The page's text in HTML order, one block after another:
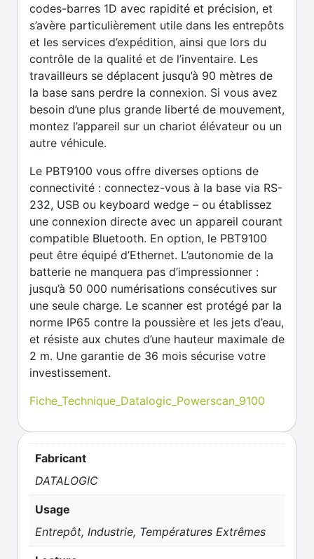
codes-barres 1D avec rapidité et précision, et
s’avère particulièrement utile dans les entrepôts
et les services d’expédition, ainsi que lors du
contrôle de la qualité et de l’inventaire. Les
travailleurs se déplacent jusqu’à 90 mètres de
la base sans perdre la connexion. Si vous avez
besoin d’une plus grande liberté de mouvement,
montez l’appareil sur un chariot élévateur ou un
autre véhicule.
Le PBT9100 vous offre diverses options de
connectivité : connectez-vous à la base via RS-
232, USB ou keyboard wedge – ou établissez
une connexion directe avec un appareil courant
compatible Bluetooth. En option, le PBT9100
peut être équipé d’Ethernet. L’autonomie de la
batterie ne manquera pas d’impressionner :
jusqu’à 50 000 numérisations consécutives sur
une seule charge. Le scanner est protégé par la
norme IP65 contre la poussière et les jets d’eau,
et résiste aux chutes d’une hauteur maximale de
2 m. Une garantie de 36 mois sécurise votre
investissement.
Fiche_Technique_Datalogic_Powerscan_9100
Fabricant
DATALOGIC
Usage
Entrepôt, Industrie, Températures Extrêmes